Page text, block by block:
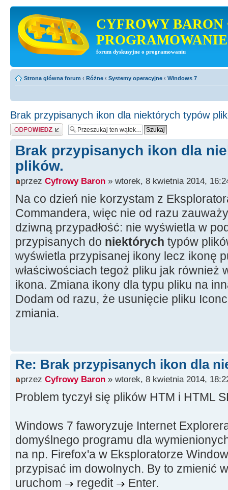
CYFROWY BARON
PROGRAMOWANIE
forum dyskusyjne o programowaniu
Strona główna forum ‹ Różne ‹ Systemy operacyjne ‹ Windows 7
Brak przypisanych ikon dla niektórych typów
Odpowiedz
Brak przypisanych ikon dla
plików.
przez Cyfrowy Baron » wtorek, 8 kwietnia 2014,
Na co dzień nie korzystam z
Commandera, więc nie od razu
dziwną przypadłość: nie wyświetla w
przypisanych do niektórych typów
wyświetla przypisanej ikony lecz ikonę
właściwościach tegoż pliku jak również
ikona. Zmiana ikony dla typu pliku na
Dodam od razu, że usunięcie pliku
zmiania.
Re: Brak przypisanych ikon dla
przez Cyfrowy Baron » wtorek, 8 kwietnia 2014,
Problem tyczył się plików HTM i HTML
Windows 7 faworyzuje Internet
domyślnego programu dla
na np. Firefox'a w Eksploratorze
przypisać im dowolnych. By to zmienić
uruchom
regedit Enter.